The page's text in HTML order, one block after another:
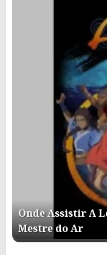
Onde Assistir A
Mestre do Ar